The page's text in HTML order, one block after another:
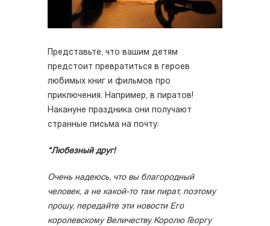
Представьте, что вашим детям
предстоит превратиться в героев
любимых книг и фильмов про
приключения. Например, в пиратов!
Накануне праздника они получают
странные письма на почту:
“Любезный друг!
Очень надеюсь, что вы благородный
человек, а не какой-то там пират, поэтому
прошу, передайте эти новости Его
королевскому Величеству Королю Георгу